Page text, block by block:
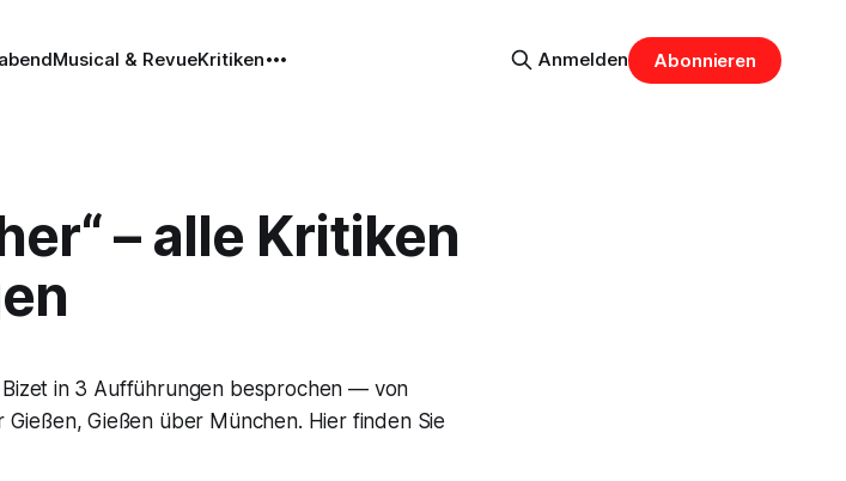
Musical & RevueKritiken Anmelden Abonnieren
– alle Kritiken
Bizet in 3 Aufführungen besprochen — von
Gießen über München. Hier finden Sie